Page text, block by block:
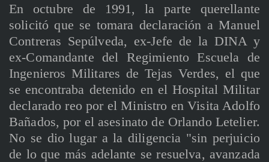
En octubre de 1991, la parte querellante
solicitó que se tomara declaración a Manuel
Contreras Sepúlveda, ex-Jefe de la DINA y
ex-Comandante del Regimiento Escuela de
Ingenieros Militares de Tejas Verdes, el que
se encontraba detenido en el Hospital Militar
declarado reo por el Ministro en Visita Adolfo
Bañados, por el asesinato de Orlando Letelier.
No se dio lugar a la diligencia "sin perjuicio
de lo que más adelante se resuelva, avanzada